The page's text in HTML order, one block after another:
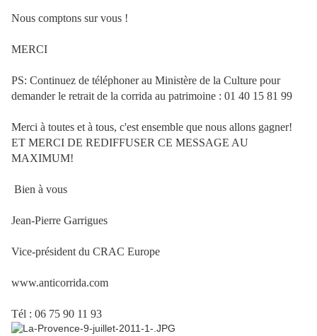
Nous comptons sur vous !
MERCI
PS: Continuez de téléphoner au Ministère de la Culture pour
demander le retrait de la corrida au patrimoine : 01 40 15 81 99
Merci à toutes et à tous, c'est ensemble que nous allons gagner!
ET MERCI DE REDIFFUSER CE MESSAGE AU
MAXIMUM!
Bien à vous
Jean-Pierre Garrigues
Vice-président du CRAC Europe
www.anticorrida.com
Tél : 06 75 90 11 93